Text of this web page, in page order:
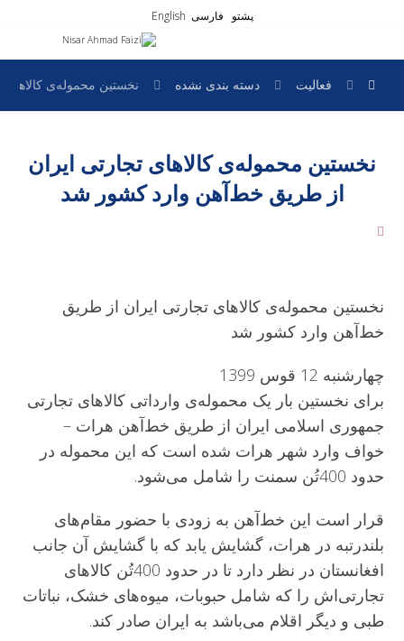
پشتو فارسی English
فعالیت دسته بندی نشده نخستین محموله‌ی
نخستین محموله‌ی کالاهای تجارتی ایران
از طریق خط‌آهن وارد کشور شد
نخستین محموله‌ی کالاهای تجارتی ایران از طریق
خط‌آهن وارد کشور شد
چهارشنبه 12 قوس 1399
برای نخستین بار یک محموله‌ی وارداتی کالاهای تجارتی
جمهوری اسلامی ایران از طریق خط‌آهن هرات –
خواف وارد شهر هرات شده است که این محموله در
حدود 400تُن سمنت را شامل می‌شود.
قرار است این خط‌آهن به زودی با حضور مقام‌های
بلندرتبه‌ در هرات، گشایش یابد که با گشایش آن جانب
افغانستان در نظر دارد تا در حدود 400تُن کالاهای
تجارتی‌اش را که شامل حبوبات، میوه‌های خشک، نباتات
طبی و دیگر اقلام می‌باشد به ایران صادر کند.